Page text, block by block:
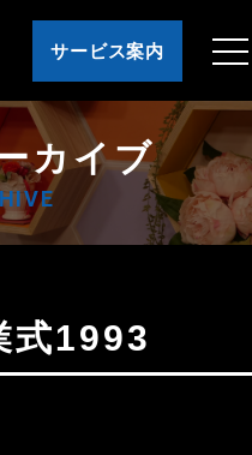
サービス案内
カイブ
式1993